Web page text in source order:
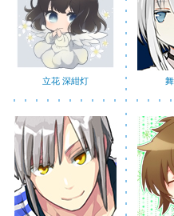
立花 深紺灯